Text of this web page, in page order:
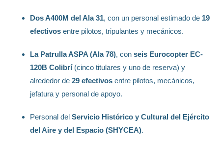
Dos A400M del Ala 31, con un personal estimado de 19
efectivos entre pilotos, tripulantes y mecánicos.
La Patrulla ASPA (Ala 78), con seis Eurocopter EC-
120B Colibrí(cinco titulares y uno de reserva) y
alrededor de 29 efectivos entre pilotos, mecánicos,
jefatura y personal de apoyo.
Personal del Servicio Histórico y Cultural del Ejército
del Aire y del Espacio (SHYCEA).